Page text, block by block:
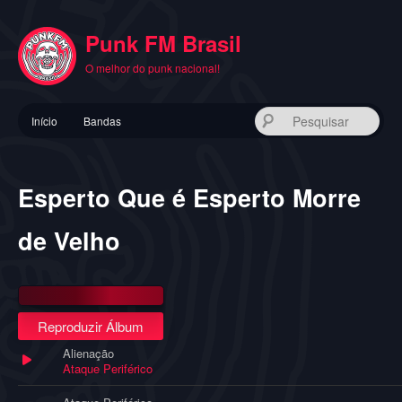
conteúdo
principal
Punk FM Brasil
O melhor do punk nacional!
principal
Início Bandas
Esperto Que é Esperto Morre
de Velho
Reproduzir Álbum
Alienação
Ataque Periférico